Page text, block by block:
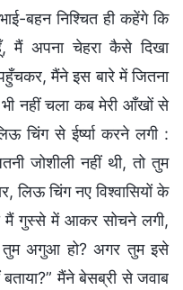
बहन निश्चित ही कहेंगे कि
मैं अपना चेहरा कैसे दिखा
मैंने इस बारे में जितना
भी नहीं चला कब मेरी आँखों से
से ईर्ष्या करने लगी :
जोशीली नहीं थी, तो तुम
लिऊ चिंग नए विश्वासियों के
गुस्से में आकर सोचने लगी,
तुम अगुआ हो? अगर तुम इसे
मैंने बेसब्री से जवाब